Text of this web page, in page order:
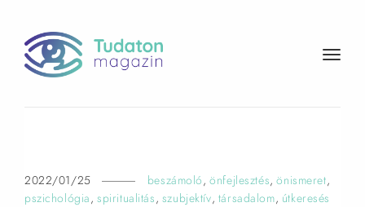
t
2022/01/25 beszámoló,önfejlesztés,önismeret,
pszichológia,spiritualitás, szubjektív, társadalom, útkeresés